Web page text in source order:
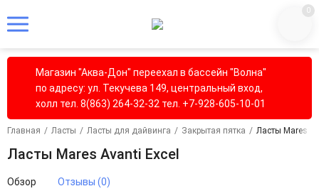
0
Магазин "Аква-Дон" переехал в бассейн "Волна"
по адресу: ул. Текучева 149, центральный вход,
холл тел. 8(863) 264-32-32 тел. +7-928-605-10-01
Главная / Ласты / Ласты для дайвинга / Закрытая пятка / Ласты Mares
Ласты Mares Avanti Excel
Обзор Отзывы (0)